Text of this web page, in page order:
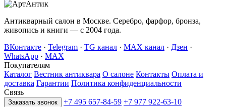
Антикварный салон в Москве. Серебро, фарфор, бронза,
живопись и книги — с 2004 года.
ВКонтакте · Telegram · TG канал · MAX канал · Дзен ·
WhatsApp · MAX
Покупателям
Каталог Вестник антиквара О салоне Контакты Оплата и
доставка Гарантии Политика конфиденциальности
Связь
Заказать звонок +7 495 657-84-59 +7 977 922-63-10